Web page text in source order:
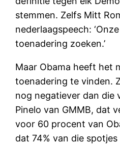
stemmen. Zelfs Mitt
nederlaagspeech:
toenadering zoeken.’
Maar Obama heeft het
toenadering te vinden.
nog negatiever dan die
Pinelo van GMMB, dat
voor 60 procent van
dat 74% van die